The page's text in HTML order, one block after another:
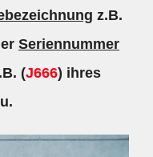
z.B.
Seriennummer
(J666) ihres